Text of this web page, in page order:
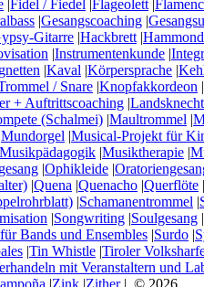
|Fidel / Fiedel |Flageolett|
|Gesangscoaching |
Gitarre |Hackbrett|
|Instrumentenkunde |
|Kaval |Körpersprache |
/ Snare |Knopfakkordeon |
+ Auftrittscoaching |
(Schalmei) |Maultrommel |
Mundorgel |Musical-Projekt für
Musikpädagogik |Musiktherapie |
|Ophikleide |
|Quena |Quenacho |Querflöte |
|Schamanentrommel |
|Songwriting |Soulgesang |
Bands und Ensembles |Surdo |
|Tin Whistle |Tiroler
mit Veranstaltern und